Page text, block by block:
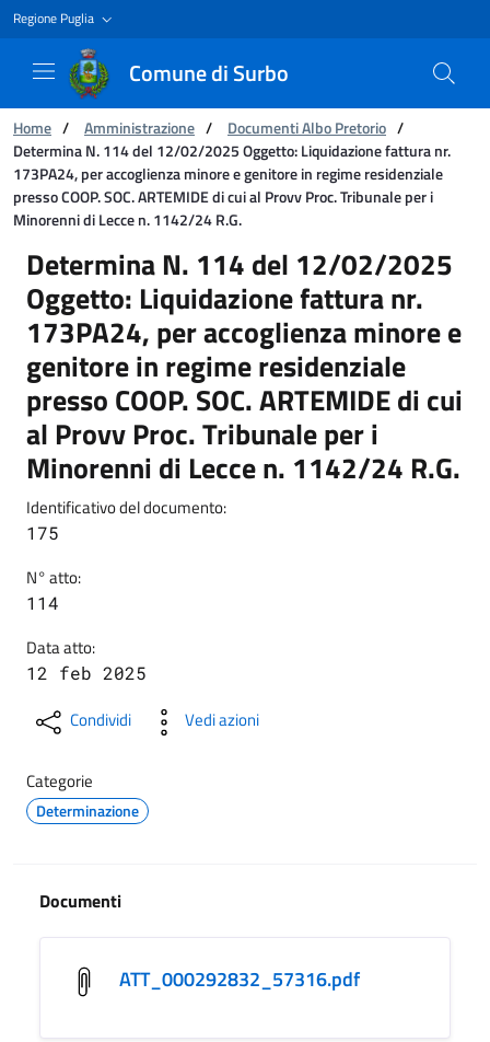
Regione Puglia
Comune di Surbo
Ti trovi in:
Home / Amministrazione / Documenti Albo Pretorio /
Determina N. 114 del 12/02/2025 Oggetto: Liquidazione fattura nr.
173PA24, per accoglienza minore e genitore in regime residenziale
presso COOP. SOC. ARTEMIDE di cui al Provv Proc. Tribunale per i
Minorenni di Lecce n. 1142/24 R.G.
Determina N. 114 del 12/02/2025 Oggetto:
Determina N. 114 del 12/02/2025
Oggetto: Liquidazione fattura nr.
173PA24, per accoglienza minore e
genitore in regime residenziale
presso COOP. SOC. ARTEMIDE di cui
al Provv Proc. Tribunale per i
Minorenni di Lecce n. 1142/24 R.G.
Identificativo del documento:
175
N° atto:
114
Data atto:
12 feb 2025
Condividi Vedi azioni
Categorie
Determinazione
Documenti
ATT_000292832_57316.pdf